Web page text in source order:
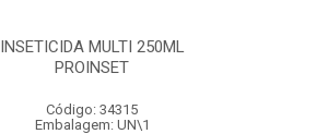
INSETICIDA MULTI 250ML
PROINSET
Código: 34315
Embalagem: UN\1